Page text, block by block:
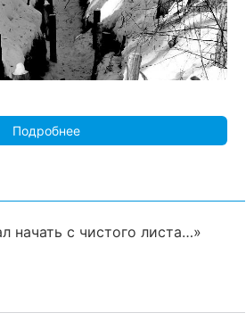
Подробнее
начать с чистого листа…»